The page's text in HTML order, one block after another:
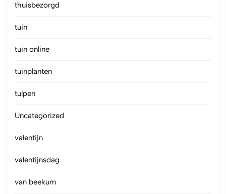
thuisbezorgd
tuin
tuin online
tuinplanten
tulpen
Uncategorized
valentijn
valentijnsdag
van beekum